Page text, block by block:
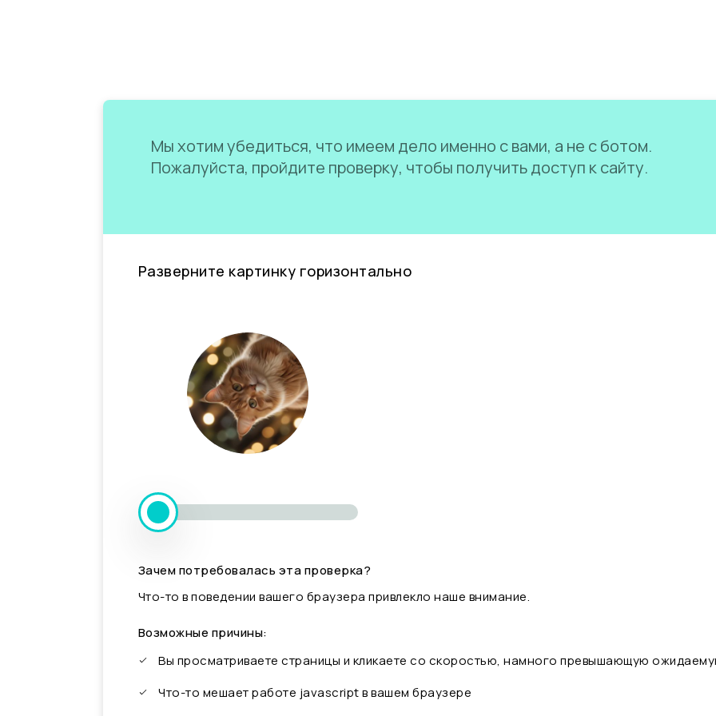
Мы хотим убедиться, что имеем дело именно с вами, а не с ботом.
Пожалуйста, пройдите проверку, чтобы получить доступ к сайту.
Разверните картинку горизонтально
Зачем потребовалась эта проверка?
Что-то в поведении вашего браузера привлекло наше внимание.
Возможные причины:
Вы просматриваете страницы и кликаете со скоростью, намного превышающую
Что-то мешает работе javascript в вашем браузере